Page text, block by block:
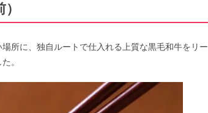
所に、独自ルートで仕入れる上質な黒毛和牛をリー
。